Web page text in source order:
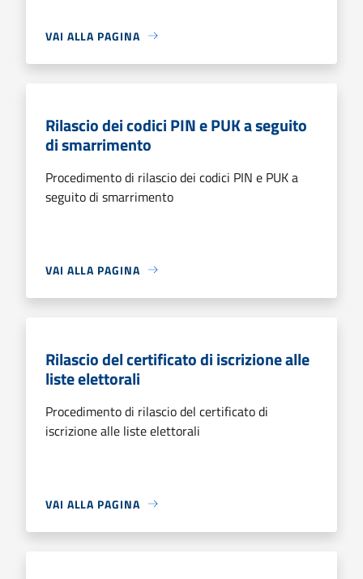
VAI ALLA PAGINA
Rilascio dei codici PIN e PUK a seguito
di smarrimento
Procedimento di rilascio dei codici PIN e PUK a
seguito di smarrimento
VAI ALLA PAGINA
Rilascio del certificato di iscrizione alle
liste elettorali
Procedimento di rilascio del certificato di
iscrizione alle liste elettorali
VAI ALLA PAGINA